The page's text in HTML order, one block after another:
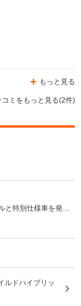
もっと見る
ミをもっと見る(2件)
スバルは、2025年7月に「クロストレック」の改良モデルと特別仕様車を発表した。この一部改良では、ボディカラーの見直しが行われ、「サンドデューン・パール」と「シトロンイエロー・パール」が新たに追加された。運転支援機能では、「ドライバー異常時対応システム」と「ドライバーモニタリングシステム」が連携を強化し、ドライバーの長時間のわき見や居眠りに対応する機能が導入された。さらに、特別仕様車「リミテッド スタイル エディション」が新たに設定された。ブラック基調のデザインにイエローのアクセントが施され、落ち着きの中にも遊び心を感じさせる仕上がりとなっている。（2025.7）
ルドハイブリッ